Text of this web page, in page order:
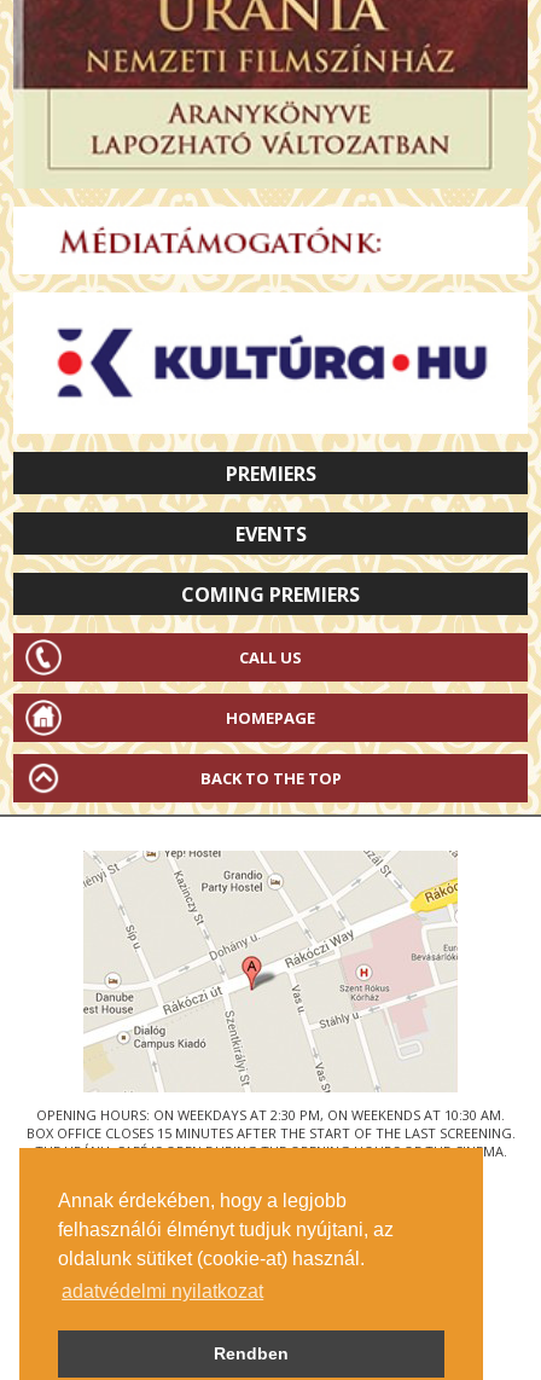
Annak érdekében, hogy a legjobb
felhasználói élményt tudjuk nyújtani, az
oldalunk sütiket (cookie-at) használ.
adatvédelmi nyilatkozat
Rendben
PREMIERS
EVENTS
COMING PREMIERS
CALL US
HOMEPAGE
BACK TO THE TOP
OPENING HOURS: ON WEEKDAYS AT 2:30 PM, ON WEEKENDS AT 10:30 AM.
BOX OFFICE CLOSES 15 MINUTES AFTER THE START OF THE LAST SCREENING.
THE URÁNIA CAFÉ IS OPEN DURING THE OPENING HOURS OF THE CINEMA.
1088 BUDAPEST, RÁKÓCZI ÚT 21.
GETTING HERE
TICKET INFO
CONTACT US
COMPANY DETAILS